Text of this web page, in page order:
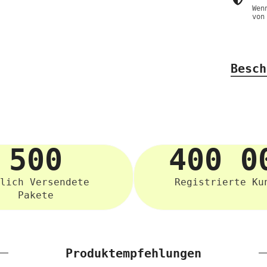
500
Versendete
Pakete
400
Registrierte
Produktempfehlungen